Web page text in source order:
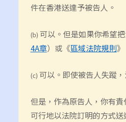
件在香港送達予被告人。
(b) 可以。但是如果你希望
4A章）或《區域法院規則》
(c) 可以。即使被告人失蹤
但是，作為原告人，你有
可行地以法院訂明的方式送